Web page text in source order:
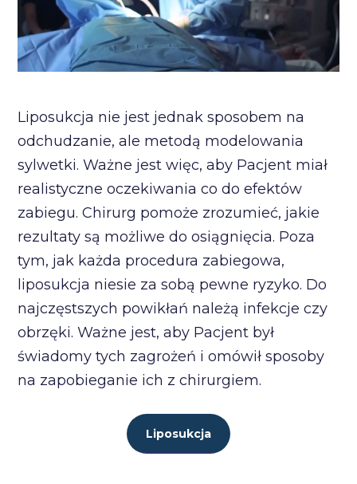
Liposukcja nie jest jednak sposobem na
odchudzanie, ale metodą modelowania
sylwetki. Ważne jest więc, aby Pacjent miał
realistyczne oczekiwania co do efektów
zabiegu. Chirurg pomoże zrozumieć, jakie
rezultaty są możliwe do osiągnięcia. Poza
tym, jak każda procedura zabiegowa,
liposukcja niesie za sobą pewne ryzyko. Do
najczęstszych powikłań należą infekcje czy
obrzęki. Ważne jest, aby Pacjent był
świadomy tych zagrożeń i omówił sposoby
na zapobieganie ich z chirurgiem.
Liposukcja